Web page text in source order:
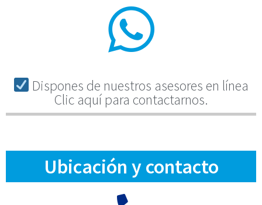
Dispones de nuestros asesores en línea
Clic aquí para contactarnos.
Ubicación y contacto